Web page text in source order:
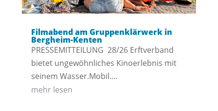
Filmabend am Gruppenklärwerk in
Bergheim-Kenten
PRESSEMITTEILUNG 28/26 Erftverband
bietet ungewöhnliches Kinoerlebnis mit
seinem Wasser.Mobil....
mehr lesen